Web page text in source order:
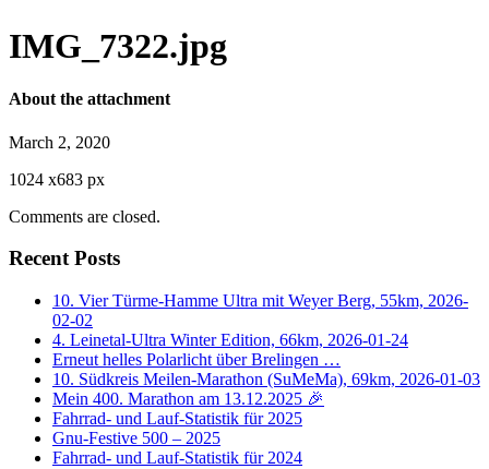
IMG_7322.jpg
About the attachment
March 2, 2020
1024 x683 px
Comments are closed.
Recent Posts
10. Vier Türme-Hamme Ultra mit Weyer Berg, 55km, 2026-
02-02
4. Leinetal-Ultra Winter Edition, 66km, 2026-01-24
Erneut helles Polarlicht über Brelingen …
10. Südkreis Meilen-Marathon (SuMeMa), 69km, 2026-01-03
Mein 400. Marathon am 13.12.2025 🎉
Fahrrad- und Lauf-Statistik für 2025
Gnu-Festive 500 – 2025
Fahrrad- und Lauf-Statistik für 2024